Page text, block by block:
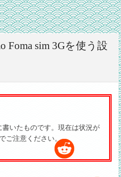
Foma sim 3Gを使う設
書いたものです。現在は状況が
ご注意ください。